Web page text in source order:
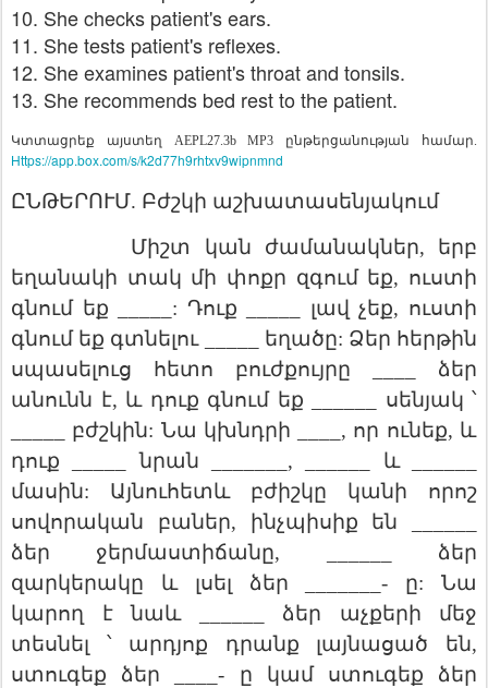
10. She checks patient's ears.
11. She tests patient's reflexes.
12. She examines patient's throat and tonsils.
13. She recommends bed rest to the patient.
Կտտացրեք այստեղ AEPL27.3b MP3 ընթերցանության համար.
Https://app.box.com/s/k2d77h9rhtxv9wipnmnd
ԸՆԹԵՐՈՒՄ. Բժշկի աշխատասենյակում
Միշտ
կան ժամանակներ, երբ
եղանակի տակ մի փոքր զգում եք, ուստի
գնում եք _____: Դուք լավ չեք, ուստի
գնում եք գտնելու_____ եղածը: Ձեր հերթին
սպասելուց
հետո բուժքույրը
ձեր
անունն է, և դուք գնում եք սենյակ ՝
բժշկին: Նա կխնդրի ____, որ ունեք, և
դուք _____նրան _______, ______ և______
մասին: Այնուհետև բժիշկը կանի
որոշ
սովորական բաներ, ինչպիսիք են
ձեր ջերմաստիճանը, ______ ձեր
զարկերակը
և լսել ձեր _______- ը:Նա
կարող
է նաև______ ձեր աչքերի
մեջ
տեսնել
՝ արդյոք դրանք լայնացած են,
ստուգեք ձեր ____- ը կամ ստուգեք ձեր